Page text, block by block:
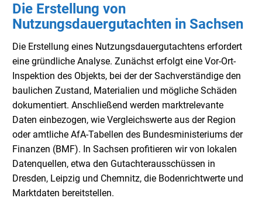
Die Erstellung von
Nutzungsdauergutachten in Sachsen
Die Erstellung eines Nutzungsdauergutachtens erfordert
eine gründliche Analyse. Zunächst erfolgt eine Vor-Ort-
Inspektion des Objekts, bei der der Sachverständige den
baulichen Zustand, Materialien und mögliche Schäden
dokumentiert. Anschließend werden marktrelevante
Daten einbezogen, wie Vergleichswerte aus der Region
oder amtliche AfA-Tabellen des Bundesministeriums der
Finanzen (BMF). In Sachsen profitieren wir von lokalen
Datenquellen, etwa den Gutachterausschüssen in
Dresden, Leipzig und Chemnitz, die Bodenrichtwerte und
Marktdaten bereitstellen.